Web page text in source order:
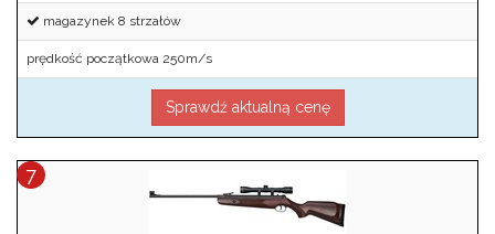
magazynek 8 strzałów
prędkość początkowa 250m/s
Sprawdź aktualną cenę